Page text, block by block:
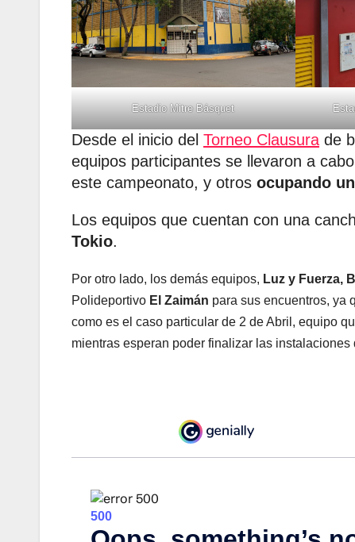
Estadio Mitre Básquet
Desde el inicio del Torneo Clausura de
equipos participantes se llevaron a
este campeonato, y otros ocupando
Los equipos que cuentan con una
Tokio.
Por otro lado, los demás equipos, Luz y Fuerza,
Polideportivo El Zaimán para sus encuentros, ya
como es el caso particular de 2 de Abril, equipo
mientras esperan poder finalizar las instalaciones